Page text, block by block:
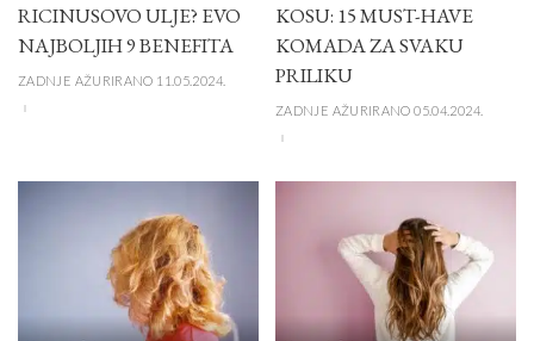
RICINUSOVO ULJE? EVO
NAJBOLJIH 9 BENEFITA
ZADNJE AŽURIRANO 11.05.2024.
KOSU: 15 MUST-HAVE
KOMADA ZA SVAKU
PRILIKU
ZADNJE AŽURIRANO 05.04.2024.